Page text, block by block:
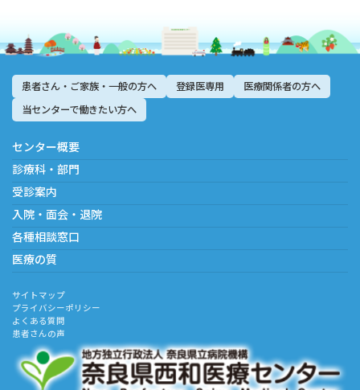
患者さん・ご家族・一般の方へ 登録医専用
医療関係者の方へ
当センターで働きたい方へ
センター概要
診療科・部門
受診案内
入院・面会・退院
各種相談窓口
医療の質
サイトマップ
プライバシーポリシー
よくある質問
患者さんの声